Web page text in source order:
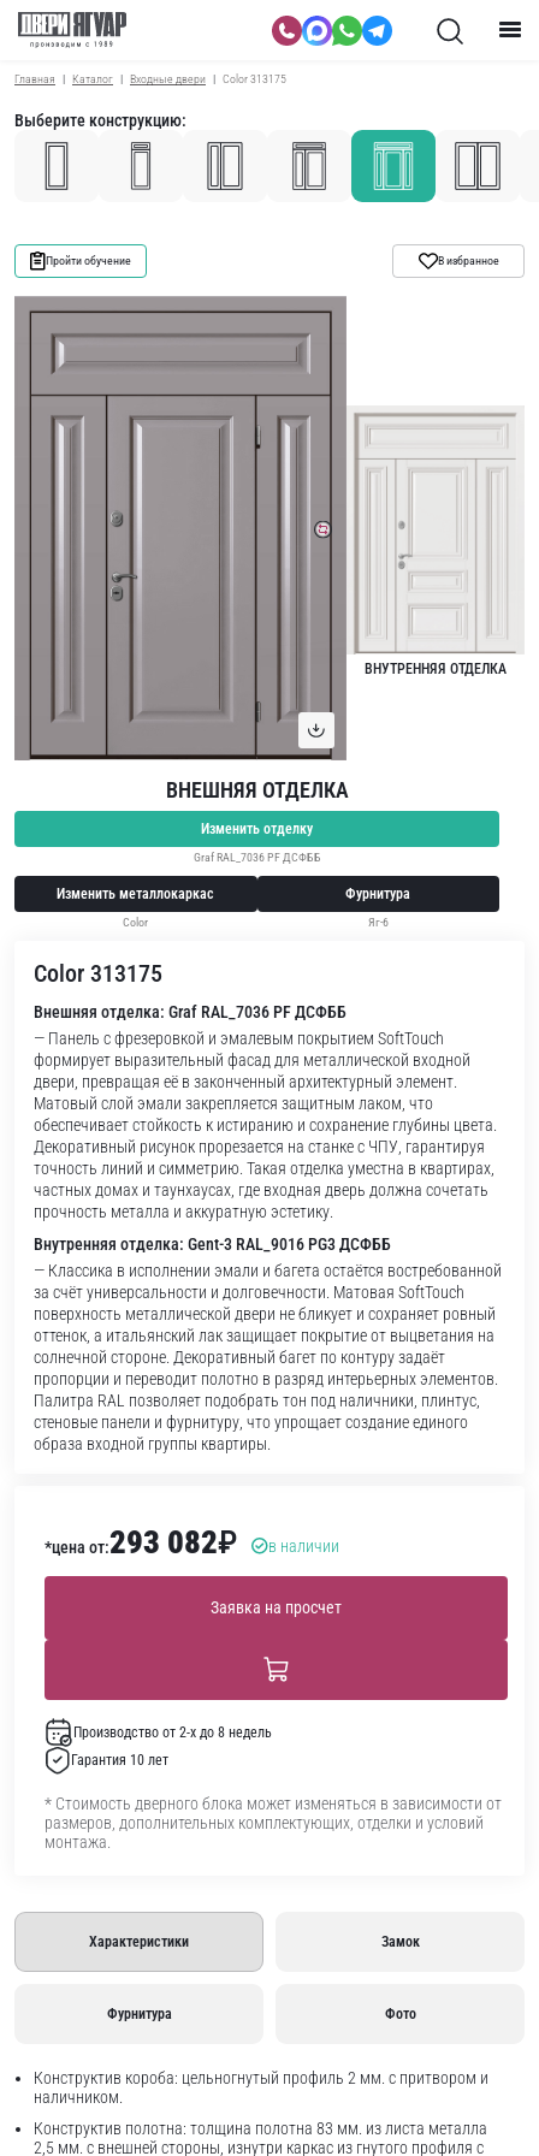
Главная Каталог Входные двери Color 313175
Выберите конструкцию:
Пройти обучение В избранное
ВНУТРЕННЯЯ ОТДЕЛКА
ВНЕШНЯЯ ОТДЕЛКА
Изменить отделку
Graf RAL_7036 PF ДСФББ
Изменить металлокаркас
Color
Фурнитура
Яг-6
Color 313175
Внешняя отделка: Graf RAL_7036 PF ДСФББ
— Панель с фрезеровкой и эмалевым покрытием SoftTouch
формирует выразительный фасад для металлической входной
двери, превращая её в законченный архитектурный элемент.
Матовый слой эмали закрепляется защитным лаком, что
обеспечивает стойкость к истиранию и сохранение глубины цвета.
Декоративный рисунок прорезается на станке с ЧПУ, гарантируя
точность линий и симметрию. Такая отделка уместна в квартирах,
частных домах и таунхаусах, где входная дверь должна сочетать
прочность металла и аккуратную эстетику.
Внутренняя отделка: Gent-3 RAL_9016 PG3 ДСФББ
— Классика в исполнении эмали и багета остаётся востребованной
за счёт универсальности и долговечности. Матовая SoftTouch
поверхность металлической двери не бликует и сохраняет ровный
оттенок, а итальянский лак защищает покрытие от выцветания на
солнечной стороне. Декоративный багет по контуру задаёт
пропорции и переводит полотно в разряд интерьерных элементов.
Палитра RAL позволяет подобрать тон под наличники, плинтус,
стеновые панели и фурнитуру, что упрощает создание единого
образа входной группы квартиры.
*цена от:293 082₽ в наличии
Заявка на просчет
Производство от 2-х до 8 недель
Гарантия 10 лет
* Стоимость дверного блока может изменяться в зависимости от
размеров, дополнительных комплектующих, отделки и условий
монтажа.
Характеристики Замок
Фурнитура Фото
Конструктив короба: цельногнутый профиль 2 мм. с притвором и
наличником.
Конструктив полотна: толщина полотна 83 мм. из листа металла
2,5 мм. с внешней стороны, изнутри каркас из гнутого профиля с